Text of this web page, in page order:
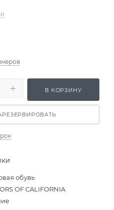
В КОРЗИНУ
обувь
OF CALIFORNIA